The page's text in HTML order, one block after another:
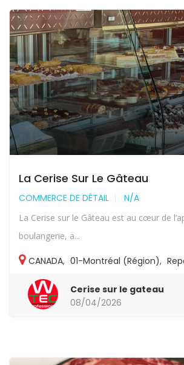
La Cerise Sur Le Gâteau
COMMERCE DE DÉTAIL N/A
La Cerise sur le Gâteau est au cœur de
boulangerie, a...
CANADA, 01-Montréal (Région),
Cerise sur le gateau
08/04/2026